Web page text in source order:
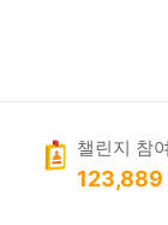
챌린지 참
123,889